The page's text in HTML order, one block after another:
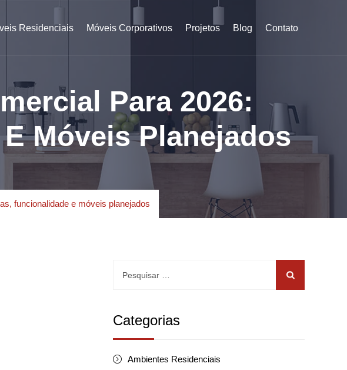
Residenciais Móveis Corporativos Projetos Blog Contato
Para 2026:
Móveis Planejados
funcionalidade e móveis planejados
por:
Categorias
Ambientes Residenciais